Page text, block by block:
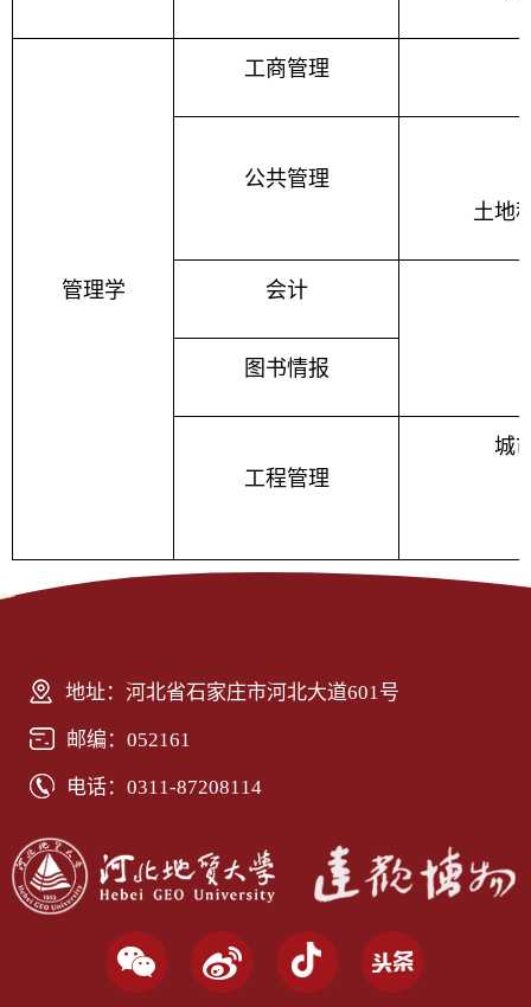
管理学
工商管理
公共管理
土地
会计
图书情报
工程管理
城
地址：河北省石家庄市河北大道601号
邮编：052161
电话：0311-87208114